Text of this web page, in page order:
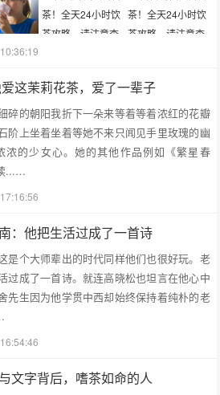
这茉莉花茶，爱了一辈子
碎的朝阳我折下一朵来等着等着浓红的花瓣
阶上坐着坐着等她不来只闻见手里玫瑰的幽
浓的少女心。她的其他作品例如《繁星春
...…
：他把生活过成了一首诗
是个大师辈出的时代同样他们也很好玩。老
过成了一首诗。就连高晓松也坦言在他心中
先生因为他学贯中西却始终保持着纯朴的老
文字背后，嗜茶如命的人